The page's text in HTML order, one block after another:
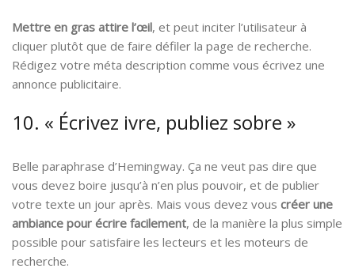
Mettre en gras attire l’œil, et peut inciter l’utilisateur à
cliquer plutôt que de faire défiler la page de recherche.
Rédigez votre méta description comme vous écrivez une
annonce publicitaire.
10. « Écrivez ivre, publiez sobre »
Belle paraphrase d’Hemingway. Ça ne veut pas dire que
vous devez boire jusqu’à n’en plus pouvoir, et de publier
votre texte un jour après. Mais vous devez vous créer une
ambiance pour écrire facilement, de la manière la plus simple
possible pour satisfaire les lecteurs et les moteurs de
recherche.